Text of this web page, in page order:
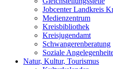
Jobcenter Landkreis
Medienzentrum
Kreisbibliothek
Kreisjugendamt
Schwangerenberatung
Soziale
Natur, Kultur, Tourismus